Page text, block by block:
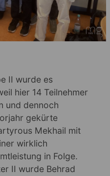
II wurde es
hier 14 Teilnehmer
und dennoch
gekürte
Mekhail mit
wirklich
in Folge.
II wurde Behrad